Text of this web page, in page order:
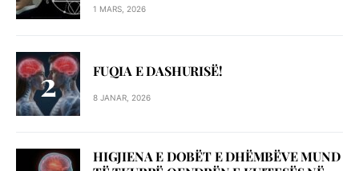
1 MARS, 2026
FUQIA E DASHURISË!
8 JANAR, 2026
HIGJIENA E DOBËT E DHËMBËVE MUND